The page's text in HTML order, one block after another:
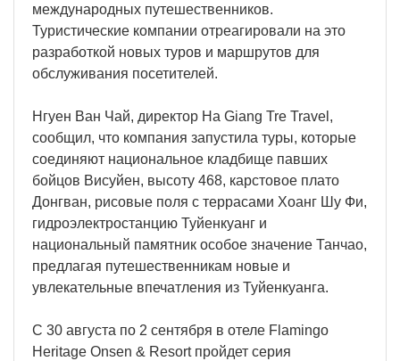
международных путешественников.
Туристические компании отреагировали на это
разработкой новых туров и маршрутов для
обслуживания посетителей.
Нгуен Ван Чай, директор Ha Giang Tre Travel,
сообщил, что компания запустила туры, которые
соединяют национальное кладбище павших
бойцов Висуйен, высоту 468, карстовое плато
Донгван, рисовые поля с террасами Хоанг Шу Фи,
гидроэлектростанцию Туйенкуанг и
национальный памятник особое значение Танчао,
предлагая путешественникам новые и
увлекательные впечатления из Туйенкуанга.
С 30 августа по 2 сентября в отеле Flamingo
Heritage Onsen & Resort пройдет серия